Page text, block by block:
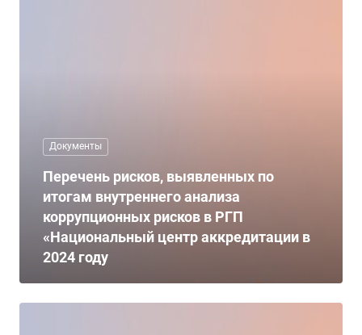
Документы
Перечень рисков, выявленных по
итогам внутреннего анализа
коррупционных рисков в РГП
«Национальный центр аккредитации в
2024 году